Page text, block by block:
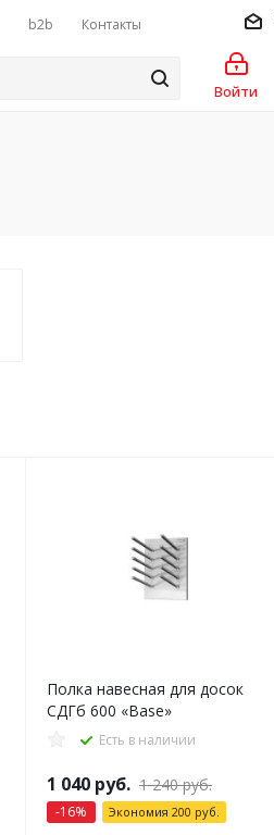
b2b Контакты
Войти
Полка навесная для досок
СДГб 600 «Base»
Есть в наличии
1 040 руб. 1 240руб.
-16% Экономия 200 руб.